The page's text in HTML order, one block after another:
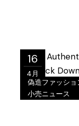
16
4月
偽造ファッショ
小売ニュース